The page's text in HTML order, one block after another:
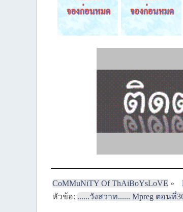
CoMMuNiTY Of ThAiBoYsLoVE »
หัวข้อ: ......วังสวาท...... Mpreg ตอนที่